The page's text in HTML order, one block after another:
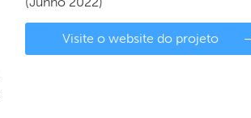
Visite o website do projeto